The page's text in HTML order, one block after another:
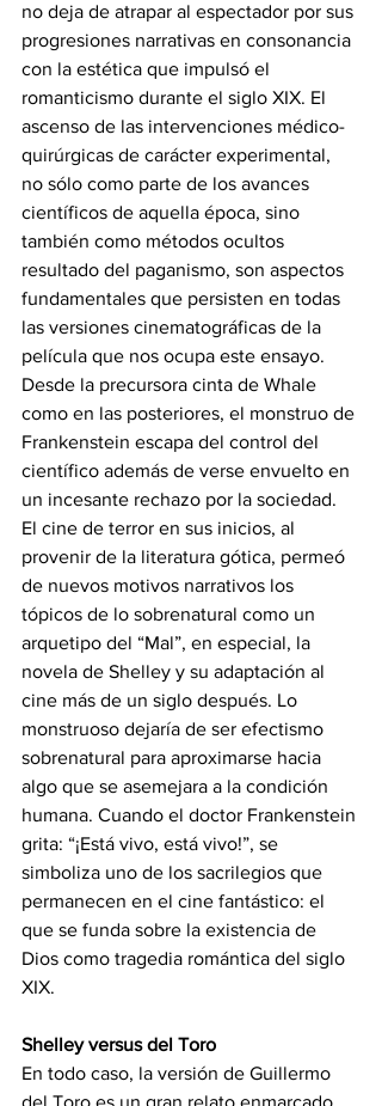
no deja de atrapar al espectador por sus
progresiones narrativas en consonancia
con la estética que impulsó el
romanticismo durante el siglo XIX. El
ascenso de las intervenciones médico-
quirúrgicas de carácter experimental,
no sólo como parte de los avances
científicos de aquella época, sino
también como métodos ocultos
resultado del paganismo, son aspectos
fundamentales que persisten en todas
las versiones cinematográficas de la
película que nos ocupa este ensayo.
Desde la precursora cinta de Whale
como en las posteriores, el monstruo de
Frankenstein escapa del control del
científico además de verse envuelto en
un incesante rechazo por la sociedad.
El cine de terror en sus inicios, al
provenir de la literatura gótica, permeó
de nuevos motivos narrativos los
tópicos de lo sobrenatural como un
arquetipo del “Mal”, en especial, la
novela de Shelley y su adaptación al
cine más de un siglo después. Lo
monstruoso dejaría de ser efectismo
sobrenatural para aproximarse hacia
algo que se asemejara a la condición
humana. Cuando el doctor Frankenstein
grita: “¡Está vivo, está vivo!”, se
simboliza uno de los sacrilegios que
permanecen en el cine fantástico: el
que se funda sobre la existencia de
Dios como tragedia romántica del siglo
XIX.
Shelley versus del Toro
En todo caso, la versión de Guillermo